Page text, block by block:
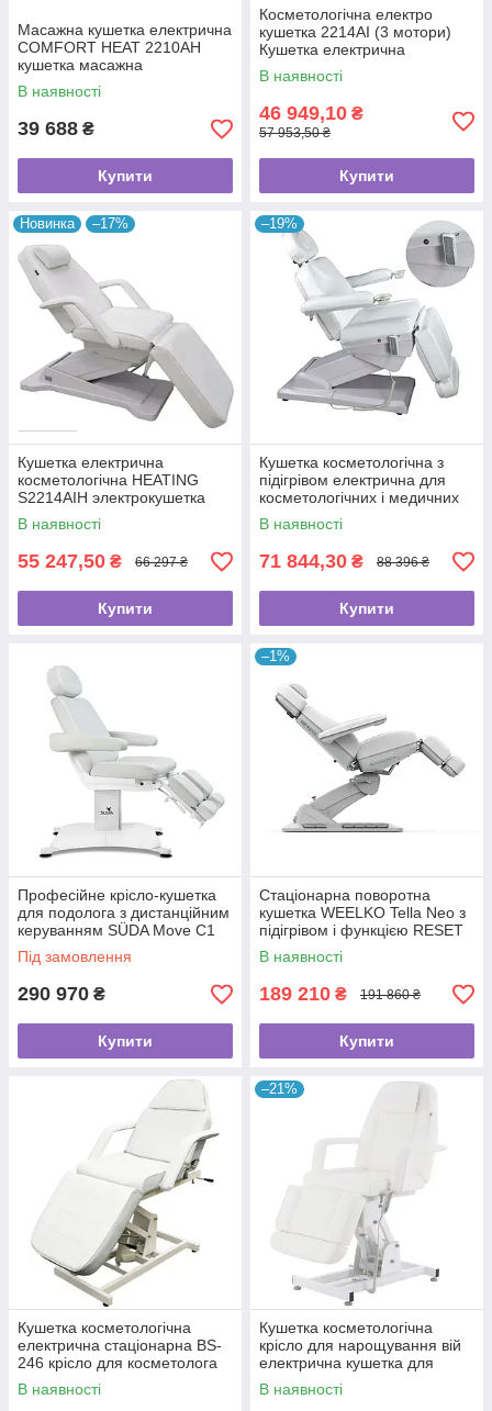
Масажна кушетка електрична
COMFORT HEAT 2210АН
кушетка масажна
косметологічна медична
Коричневий
В наявності
39 688 ₴
Купити
Косметологічна електро
кушетка 2214AI (3 мотори)
Кушетка електрична
косметологічна автоматична
В наявності
46 949,10 ₴
57 953,50 ₴
Купити
Новинка –17%
Кушетка електрична
косметологічна HEATING
S2214AIH электрокушетка
крісло косметологічне
автоматичне
В наявності
55 247,50 ₴ 66 297 ₴
Купити
–19%
Кушетка косметологічна з
підігрівом електрична для
косметологічних і медичних
кабінетів
В наявності
71 844,30 ₴ 88 396 ₴
Купити
Професійне крісло-кушетка
для подолога з дистанційним
керуванням SÜDA Move C1
(3 електромотори)
Під замовлення
290 970 ₴
Купити
–1%
Стаціонарна поворотна
кушетка WEELKO Tella Neo з
підігрівом і функцією RESET
для салонів і клінік
В наявності
189 210 ₴ 191 860 ₴
Купити
Кушетка косметологічна
електрична стаціонарна BS-
246 крісло для косметолога
електромотором на 3 секції
В наявності
–21%
Кушетка косметологічна
крісло для нарощування вій
електрична кушетка для
косметолога ZD-831
В наявності